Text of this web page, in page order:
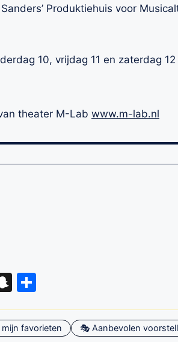
Produktiehuis voor
10, vrijdag 11 en zaterdag 12
theater M-Lab www.m-lab.nl
Snapchat
favorieten 🎭 Aanbevolen